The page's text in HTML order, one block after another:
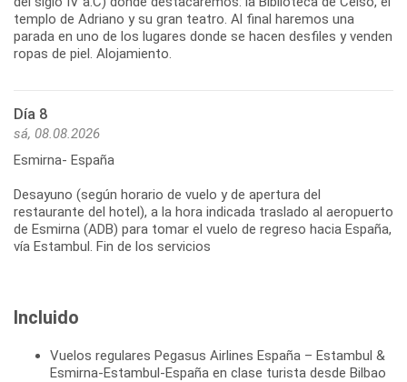
templo de Adriano y su gran teatro. Al final haremos una
parada en uno de los lugares donde se hacen desfiles y venden
ropas de piel. Alojamiento.
Día 8
sá, 08.08.2026
Esmirna- España
Desayuno (según horario de vuelo y de apertura del
restaurante del hotel), a la hora indicada traslado al aeropuerto
de Esmirna (ADB) para tomar el vuelo de regreso hacia España,
vía Estambul. Fin de los servicios
Incluido
Vuelos regulares Pegasus Airlines España – Estambul &
Esmirna-Estambul-España en clase turista desde Bilbao